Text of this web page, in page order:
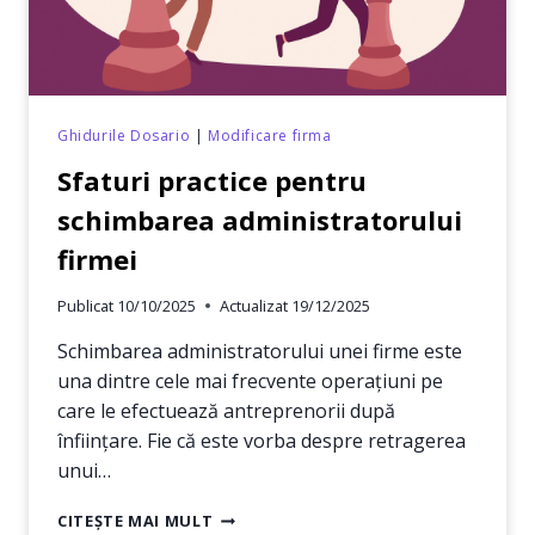
Ghidurile Dosario | Modificare firma
Sfaturi practice pentru
schimbarea administratorului
firmei
Publicat 10/10/2025 Actualizat 19/12/2025
Schimbarea administratorului unei firme este
una dintre cele mai frecvente operațiuni pe
care le efectuează antreprenorii după
înființare. Fie că este vorba despre retragerea
unui…
CITEȘTE MAI MULT SFATURI